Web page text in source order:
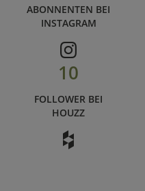
ABONNENTEN BEI
INSTAGRAM
10
FOLLOWER BEI
HOUZZ